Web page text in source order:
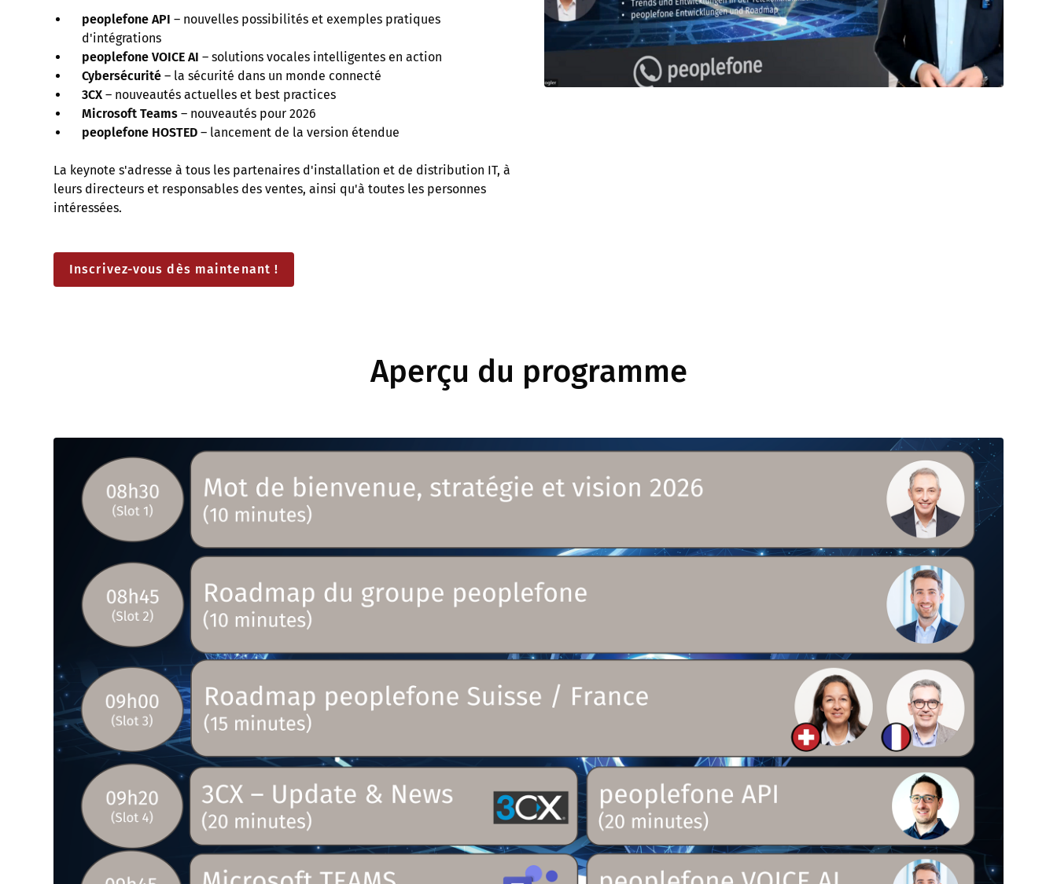
peoplefone API – nouvelles possibilités et exemples pratiques
d'intégrations
peoplefone VOICE AI – solutions vocales intelligentes en action
Cybersécurité – la sécurité dans un monde connecté
3CX – nouveautés actuelles et best practices
Microsoft Teams – nouveautés pour 2026
peoplefone HOSTED – lancement de la version étendue
La keynote s'adresse à tous les partenaires d'installation et de distribution IT, à
leurs directeurs et responsables des ventes, ainsi qu'à toutes les personnes
intéressées.
Inscrivez-vous dès maintenant !
Aperçu du programme